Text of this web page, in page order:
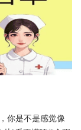
你是不是感觉像